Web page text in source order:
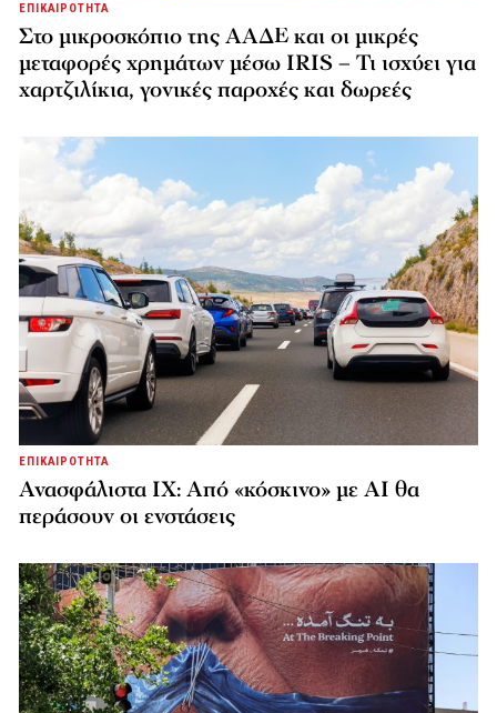
ΕΠΙΚΑΙΡΟΤΗΤΑ
Στο μικροσκόπιο της ΑΑΔΕ και οι μικρές
μεταφορές χρημάτων μέσω IRIS – Τι ισχύει για
χαρτζιλίκια, γονικές παροχές και δωρεές
ΕΠΙΚΑΙΡΟΤΗΤΑ
Ανασφάλιστα ΙΧ: Από «κόσκινο» με AI θα
περάσουν οι ενστάσεις